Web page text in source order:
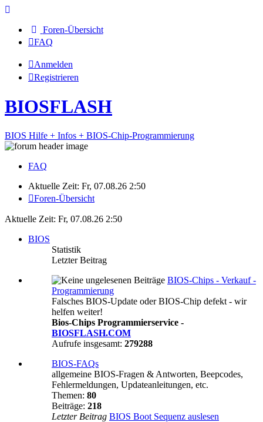
Foren-Übersicht
FAQ
Anmelden
Registrieren
BIOSFLASH
BIOS Hilfe + Infos + BIOS-Chip-Programmierung
FAQ
Aktuelle Zeit: Fr, 07.08.26 2:50
Foren-Übersicht
Aktuelle Zeit: Fr, 07.08.26 2:50
BIOS
Statistik
Letzter Beitrag
BIOS-Chips - Verkauf -
Programmierung
Falsches BIOS-Update oder BIOS-Chip defekt - wir
helfen weiter!
Bios-Chips Programmierservice -
BIOSFLASH.COM
Aufrufe insgesamt: 279288
BIOS-FAQs
allgemeine BIOS-Fragen & Antworten, Beepcodes,
Fehlermeldungen, Updateanleitungen, etc.
Themen: 80
Beiträge: 218
Letzter Beitrag BIOS Boot Sequenz auslesen